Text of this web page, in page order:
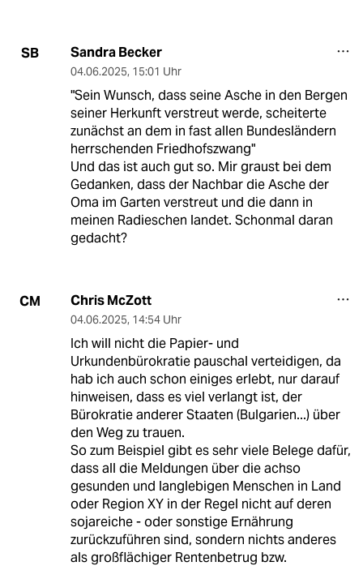
SB Sandra Becker
04.06.2025, 15:01 Uhr
"Sein Wunsch, dass seine Asche in den Bergen
seiner Herkunft verstreut werde, scheiterte
zunächst an dem in fast allen Bundesländern
herrschenden Friedhofszwang"
Und das ist auch gut so. Mir graust bei dem
Gedanken, dass der Nachbar die Asche der
Oma im Garten verstreut und die dann in
meinen Radieschen landet. Schonmal daran
gedacht?
CM Chris McZott
04.06.2025, 14:54 Uhr
Ich will nicht die Papier- und
Urkundenbürokratie pauschal verteidigen, da
hab ich auch schon einiges erlebt, nur darauf
hinweisen, dass es viel verlangt ist, der
Bürokratie anderer Staaten (Bulgarien...) über
den Weg zu trauen.
So zum Beispiel gibt es sehr viele Belege dafür,
dass all die Meldungen über die achso
gesunden und langlebigen Menschen in Land
oder Region XY in der Regel nicht auf deren
sojareiche - oder sonstige Ernährung
zurückzuführen sind, sondern nichts anderes
als großflächiger Rentenbetrug bzw.